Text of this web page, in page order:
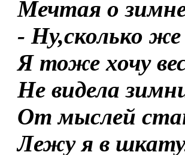
Мечтая о
- Ну,сколько
Я тоже хочу
Не видела
От мыслей
Лежу я в